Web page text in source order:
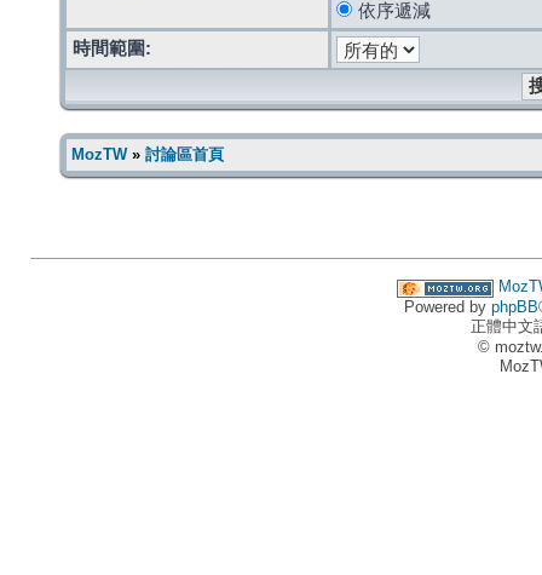
依序遞減
時間範圍:
MozTW» 討論區首頁
Powered by phpBB
正體中文
©